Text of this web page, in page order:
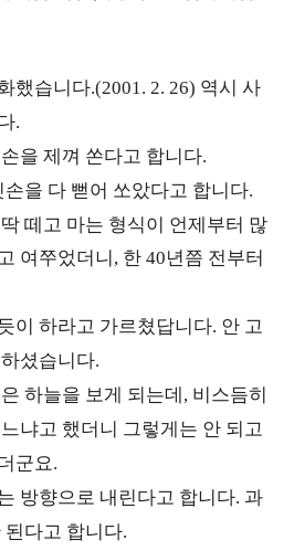
했습니다.(2001. 2. 26) 역시 사
.
을 제껴 쏜다고 합니다.
을 다 뻗어 쏘았다고 합니다.
떼고 마는 형식이 언제부터 많
여쭈었더니, 한 40년쯤 전부터
이 하라고 가르쳤답니다. 안 고
셨습니다.
하늘을 보게 되는데, 비스듬히
냐고 했더니 그렇게는 안 되고
군요.
방향으로 내린다고 합니다. 과
된다고 합니다.